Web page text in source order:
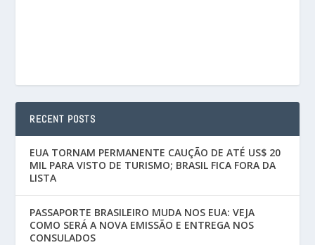
RECENT POSTS
EUA TORNAM PERMANENTE CAUÇÃO DE ATÉ US$ 20
MIL PARA VISTO DE TURISMO; BRASIL FICA FORA DA
LISTA
PASSAPORTE BRASILEIRO MUDA NOS EUA: VEJA
COMO SERÁ A NOVA EMISSÃO E ENTREGA NOS
CONSULADOS